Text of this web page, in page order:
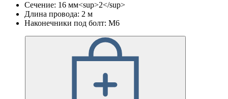
Сечение: 16 мм<sup>2</sup>
Длина провода: 2 м
Наконечники под болт: М6